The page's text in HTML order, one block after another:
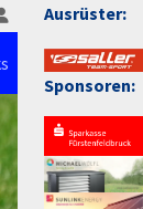
Ausrüster:
Sponsoren: